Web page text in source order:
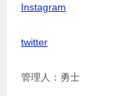
Instagram
twitter
管理人：勇士